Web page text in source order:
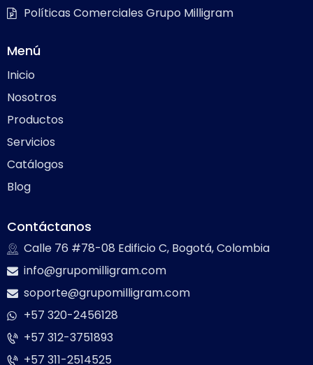
Políticas Comerciales Grupo Milligram
Menú
Inicio
Nosotros
Productos
Servicios
Catálogos
Blog
Contáctanos
Calle 76 #78-08 Edificio C, Bogotá, Colombia
info@grupomilligram.com
soporte@grupomilligram.com
+57 320-2456128
+57 312-3751893
+57 311-2514525